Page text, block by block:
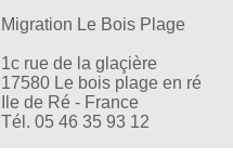
Migration Le Bois Plage
1c rue de la glaçière
17580 Le bois plage en ré
Ile de Ré - France
Tél. 05 46 35 93 12